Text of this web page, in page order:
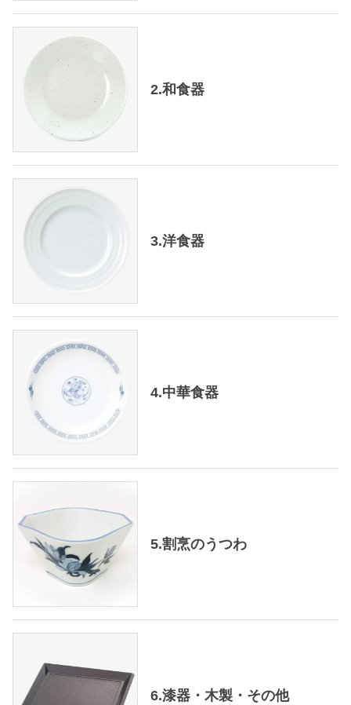
2.和食器
3.洋食器
4.中華食器
5.割烹のうつわ
6.漆器・木製・その他